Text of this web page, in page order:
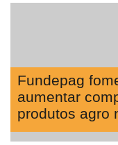
Fundepag
aumentar
produtos agro